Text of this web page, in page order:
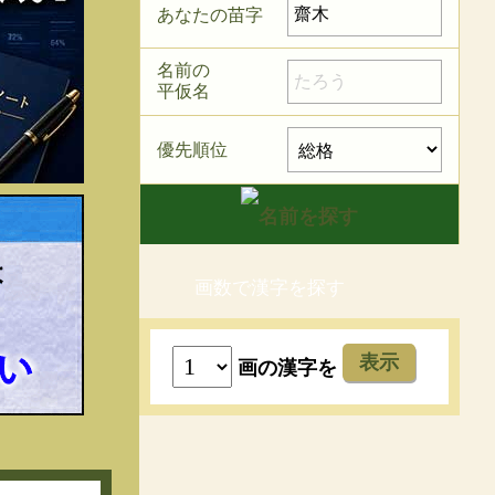
あなたの苗字
名前の
平仮名
優先順位
画数で漢字を探す
画の漢字を 表示